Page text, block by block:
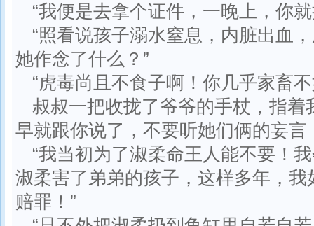
“我便是去拿个证件，一晚上，你
“照看说孩子溺水窒息，内脏出血
她作念了什么？”
“虎毒尚且不食子啊！你几乎家畜不
叔叔一把收拢了爷爷的手杖，指着
早就跟你说了，不要听她们俩的妄言
“我当初为了淑柔命王人能不要！
淑柔害了弟弟的孩子，这样多年，
赔罪！”